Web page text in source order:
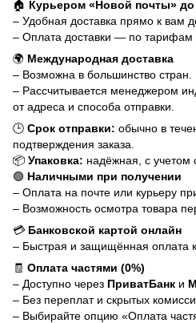
🏠 Курьером «Новой почты»
– Удобная доставка прямо к вам
– Оплата доставки — по тарифам
🌍 Международная доставка
– Возможна в большинство стран.
– Рассчитывается менеджером
от адреса и способа отправки.
🕒 Срок отправки: обычно в
подтверждения заказа.
📦 Упаковка: надёжная, с учетом
🟢 Наличными при получении
– Оплата на почте или курьеру
– Возможность осмотра товара
💳 Банковской картой онлайн
– Быстрая и защищённая оплата
🧾 Оплата частями (0%)
– Доступно через ПриватБанк и
– Без переплат и скрытых
– Выбирайте опцию «Оплата